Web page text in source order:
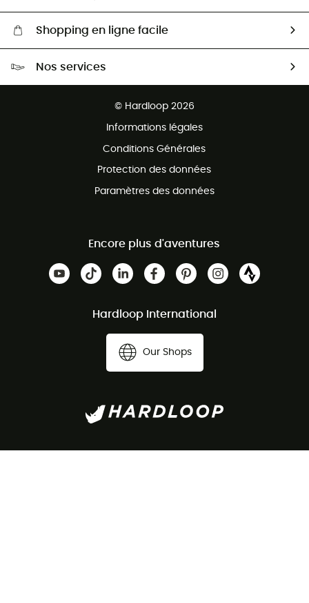
Shopping en ligne facile
Nos services
© Hardloop 2026
Informations légales
Conditions Générales
Protection des données
Paramètres des données
Encore plus d'aventures
Hardloop International
Our Shops